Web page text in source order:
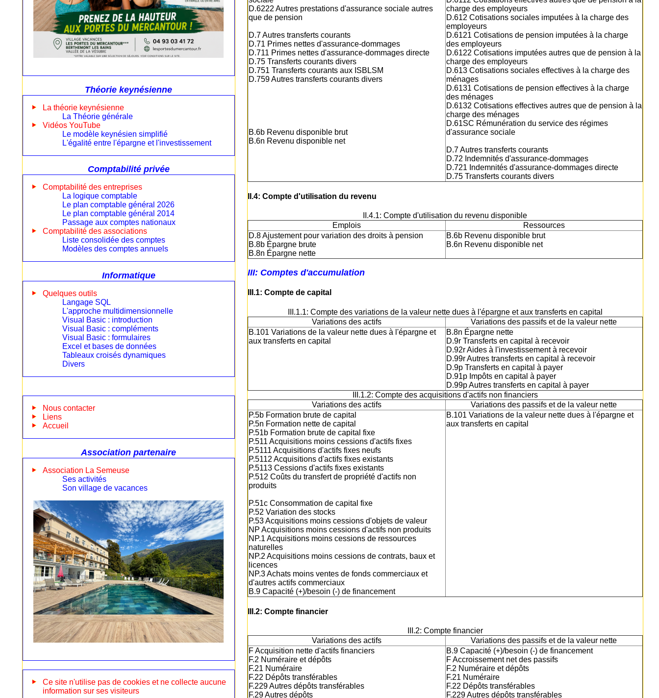
D.6222 Autres prestations d'assurance sociale autres
que de pension
D.7 Autres transferts courants
D.71 Primes nettes d'assurance-dommages
D.711 Primes nettes d'assurance-dommages directe
D.75 Transferts courants divers
D.751 Transferts courants aux ISBLSM
D.759 Autres transferts courants divers
B.6b Revenu disponible brut
B.6n Revenu disponible net
charge des employeurs
D.612 Cotisations sociales imputées à la charge des
employeurs
D.6121 Cotisations de pension imputées à la charge
des employeurs
D.6122 Cotisations imputées autres que de pension à la
charge des employeurs
D.613 Cotisations sociales effectives à la charge des
ménages
D.6131 Cotisations de pension effectives à la charge
des ménages
D.6132 Cotisations effectives autres que de pension à la
charge des ménages
D.61SC Rémunération du service des régimes
d'assurance sociale
D.7 Autres transferts courants
D.72 Indemnités d'assurance-dommages
D.721 Indemnités d'assurance-dommages directe
D.75 Transferts courants divers
II.4: Compte d'utilisation du revenu
II.4.1: Compte d'utilisation du revenu disponible
Emplois
Ressources
D.8 Ajustement pour variation des droits à pension
B.8b Épargne brute
B.8n Épargne nette
B.6b Revenu disponible brut
B.6n Revenu disponible net
III: Comptes d'accumulation
III.1: Compte de capital
III.1.1: Compte des variations de la valeur nette dues à l'épargne et aux transferts en capital
Variations des actifs
Variations des passifs et de la valeur nette
B.101 Variations de la valeur nette dues à l'épargne et
aux transferts en capital
B.8n Épargne nette
D.9r Transferts en capital à recevoir
D.92r Aides à l'investissement à recevoir
D.99r Autres transferts en capital à recevoir
D.9p Transferts en capital à payer
D.91p Impôts en capital à payer
D.99p Autres transferts en capital à payer
III.1.2: Compte des acquisitions d'actifs non financiers
Variations des actifs
Variations des passifs et de la valeur nette
P.5b Formation brute de capital
P.5n Formation nette de capital
P.51b Formation brute de capital fixe
P.511 Acquisitions moins cessions d'actifs fixes
P.5111 Acquisitions d'actifs fixes neufs
P.5112 Acquisitions d'actifs fixes existants
P.5113 Cessions d'actifs fixes existants
P.512 Coûts du transfert de propriété d'actifs non
produits
P.51c Consommation de capital fixe
P.52 Variation des stocks
P.53 Acquisitions moins cessions d'objets de valeur
NP Acquisitions moins cessions d'actifs non produits
NP.1 Acquisitions moins cessions de ressources
naturelles
NP.2 Acquisitions moins cessions de contrats, baux et
licences
NP.3 Achats moins ventes de fonds commerciaux et
d'autres actifs commerciaux
B.9 Capacité (+)/besoin (-) de financement
B.101 Variations de la valeur nette dues à l'épargne et
aux transferts en capital
III.2: Compte financier
III.2: Compte financier
Variations des actifs
Variations des passifs et de la valeur nette
F Acquisition nette d'actifs financiers
F.2 Numéraire et dépôts
F.21 Numéraire
F.22 Dépôts transférables
F.229 Autres dépôts transférables
F.29 Autres dépôts
B.9 Capacité (+)/besoin (-) de financement
F Accroissement net des passifs
F.2 Numéraire et dépôts
F.21 Numéraire
F.22 Dépôts transférables
F.229 Autres dépôts transférables
Théorie keynésienne
La théorie keynésienne
La Théorie générale
Vidéos YouTube
Le modèle keynésien simplifié
L'égalité entre l'épargne et l'investissement
Comptabilité privée
Comptabilité des entreprises
La logique comptable
Le plan comptable général 2026
Le plan comptable général 2014
Passage aux comptes nationaux
Comptabilité des associations
Liste consolidée des comptes
Modèles des comptes annuels
Informatique
Quelques outils
Langage SQL
L'approche multidimensionnelle
Visual Basic : introduction
Visual Basic : compléments
Visual Basic : formulaires
Excel et bases de données
Tableaux croisés dynamiques
Divers
Nous contacter
Liens
Accueil
Association partenaire
Association La Semeuse
Ses activités
Son village de vacances
Ce site n'utilise pas de cookies et ne collecte aucune
information sur ses visiteurs